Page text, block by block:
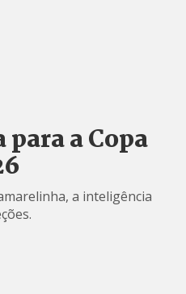
a Copa
a inteligência